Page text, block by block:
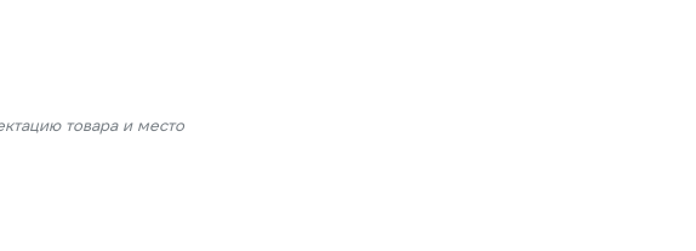
товара и место